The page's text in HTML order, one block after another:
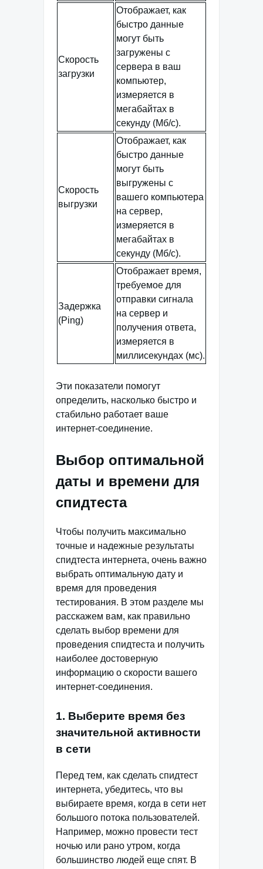
Скорость
загрузки
Отображает, как
быстро данные
могут быть
загружены с
сервера в ваш
компьютер,
измеряется в
мегабайтах в
секунду (Мб/с).
Скорость
выгрузки
Отображает, как
быстро данные
могут быть
выгружены с
вашего компьютера
на сервер,
измеряется в
мегабайтах в
секунду (Мб/с).
Задержка
(Ping)
Отображает время,
требуемое для
отправки сигнала
на сервер и
получения ответа,
измеряется в
миллисекундах (мс).
Эти показатели помогут
определить, насколько быстро и
стабильно работает ваше
интернет-соединение.
Выбор оптимальной
даты и времени для
спидтеста
Чтобы получить максимально
точные и надежные результаты
спидтеста интернета, очень важно
выбрать оптимальную дату и
время для проведения
тестирования. В этом разделе мы
расскажем вам, как правильно
сделать выбор времени для
проведения спидтеста и получить
наиболее достоверную
информацию о скорости вашего
интернет-соединения.
1. Выберите время без
значительной активности
в сети
Перед тем, как сделать спидтест
интернета, убедитесь, что вы
выбираете время, когда в сети нет
большого потока пользователей.
Например, можно провести тест
ночью или рано утром, когда
большинство людей еще спят. В